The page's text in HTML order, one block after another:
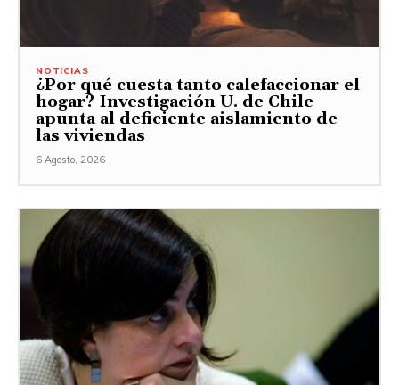
NOTICIAS
¿Por qué cuesta tanto calefaccionar el
hogar? Investigación U. de Chile
apunta al deficiente aislamiento de
las viviendas
6 Agosto, 2026